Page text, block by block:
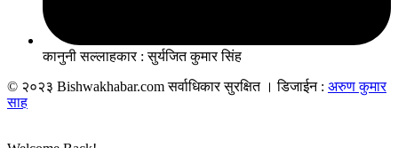
कानुनी सल्लाहकार : सुर्यजित कुमार सिंह
© २०२३ Bishwakhabar.com सर्वाधिकार सुरक्षित । डिजाईन : अरुण कुमार
साह